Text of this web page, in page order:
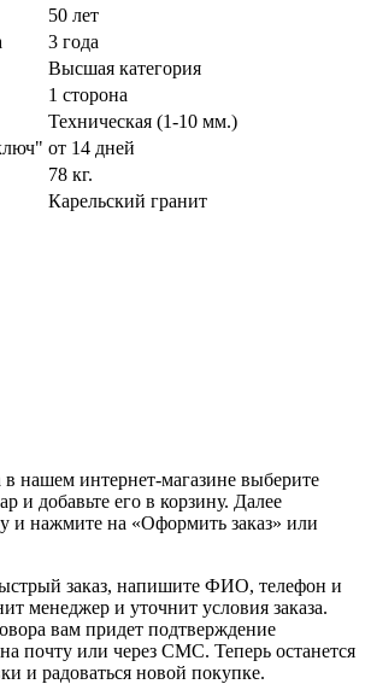
50 лет
3 года
Высшая категория
1 сторона
Техническая (1-10 мм.)
от 14 дней
78 кг.
Карельский гранит
нашем интернет-магазине выберите
и добавьте его в корзину. Далее
и нажмите на «Оформить заказ» или
заказ, напишите ФИО, телефон и
менеджер и уточнит условия заказа.
вам придет подтверждение
почту или через СМС. Теперь останется
и радоваться новой покупке.